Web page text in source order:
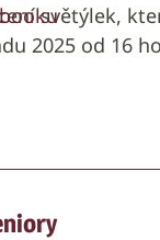
světýlek,
2025 od 16